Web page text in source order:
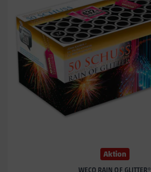
Aktion
WECO RAIN OF GLITTER*